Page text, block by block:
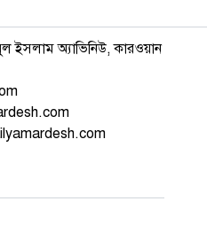
ইসলাম অ্যাভিনিউ, কারওয়ান